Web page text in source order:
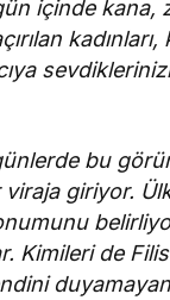
içinde kana,
bu
viraja giriyor.
Kimileri de